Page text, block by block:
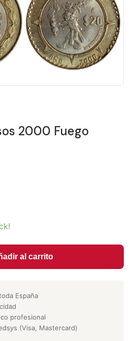
2000 Fuego
al carrito
España
profesional
(Visa, Mastercard)